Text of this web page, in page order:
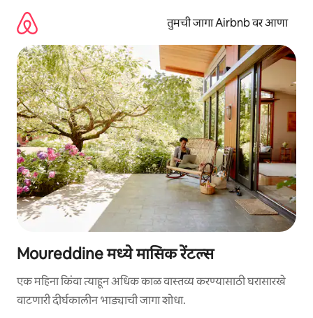
तुमची जागा Airbnb वर आणा
Moureddine मध्ये मासिक रेंटल्स
एक महिना किंवा त्याहून अधिक काळ वास्तव्य करण्यासाठी घरासारखे
वाटणारी दीर्घकालीन भाड्याची जागा शोधा.